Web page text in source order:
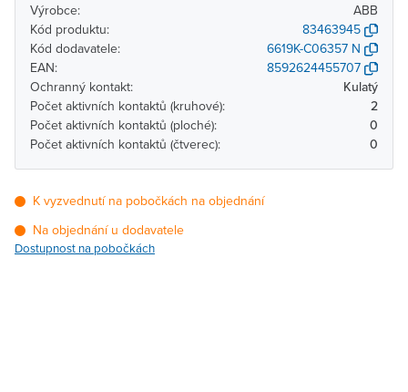
Výrobce:
ABB
Kód produktu:
83463945
Kód dodavatele:
6619K-C06357 N
EAN:
8592624455707
Ochranný kontakt:
Kulatý
Počet aktivních kontaktů (kruhové):
2
Počet aktivních kontaktů (ploché):
0
Počet aktivních kontaktů (čtverec):
0
K vyzvednutí na pobočkách na objednání
Na objednání u dodavatele
Dostupnost na pobočkách